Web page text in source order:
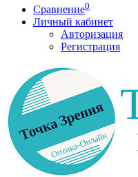
Сравнение0
Личный кабинет
Авторизация
Регистрация